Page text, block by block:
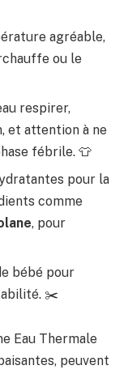
agréable,
ou le
respirer,
et attention à ne
fébrile. 👕
pour la
comme
, pour
bébé pour
✂️
Eau Thermale
peuvent